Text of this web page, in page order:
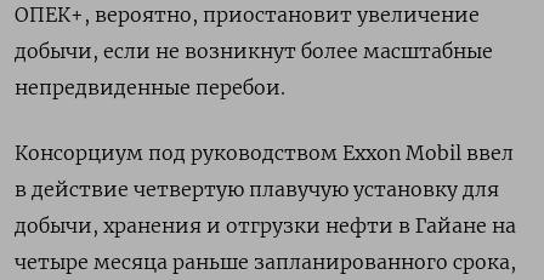
ОПЕК+, вероятно, приостановит увеличение
добычи, если не возникнут более масштабные
непредвиденные перебои.
Консорциум под руководством Exxon Mobil ввел
в действие четвертую плавучую установку для
добычи, хранения и отгрузки нефти в Гайане на
четыре месяца раньше запланированного срока,